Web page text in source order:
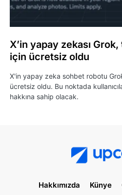
X’in yapay zekası Grok,
için ücretsiz oldu
X'in yapay zeka sohbet robotu
ücretsiz oldu. Bu noktada
hakkına sahip olacak.
Hakkımızda Künye